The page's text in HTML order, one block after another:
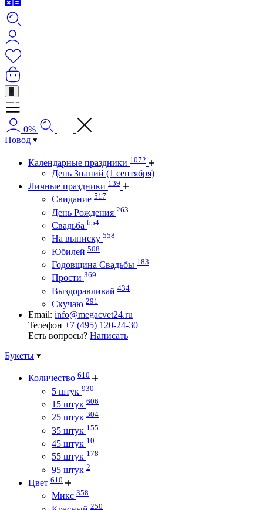
+
0%
Повод
Календарные праздники 1072
День Знаний (1 сентября)
Личные праздники 139
Свидание 517
День Рождения 263
Свадьба 654
На выписку 558
Юбилей 508
Годовщина Свадьбы 183
Прости 369
Выздоравливай 434
Скучаю 291
Email: info@megacvet24.ru
Телефон +7 (495) 120-24-30
Есть вопросы? Написать
Букеты
Количество 610
5 штук 930
15 штук 606
25 штук 304
35 штук 155
45 штук 10
55 штук 178
95 штук 2
Цвет 610
Микс 358
250